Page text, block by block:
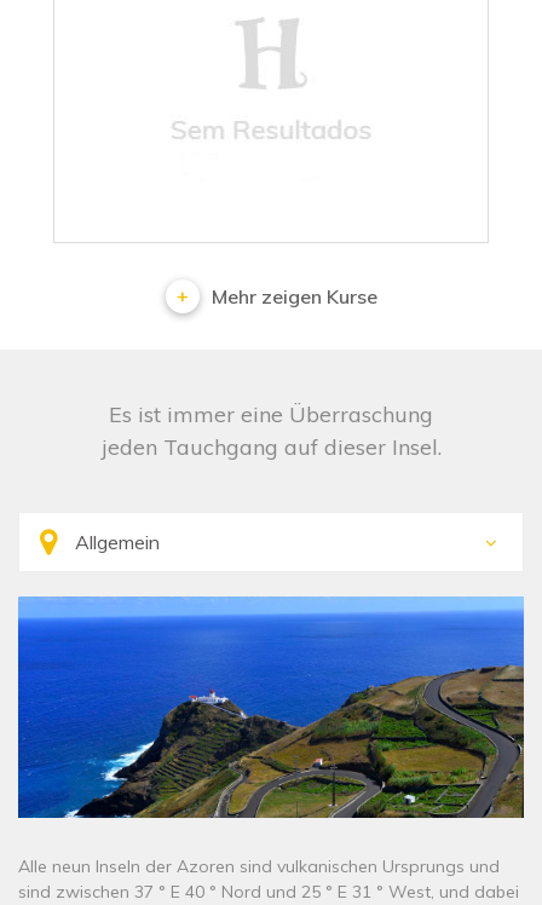
No results
Mehr zeigen Kurse
Es ist immer eine Überraschung
jeden Tauchgang auf dieser Insel.
Alle neun Inseln der Azoren sind vulkanischen Ursprungs und
sind zwischen 37 ° E 40 ° Nord und 25 ° E 31 ° West, und dabei